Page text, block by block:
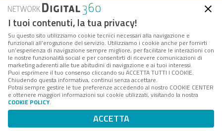
Forumpa.itè una pubblicazione telematica iscritta
presso Registro della stampa del Tribunale di Roma -
Reg. n. 182 del 2 maggio 2008 - Direttore resp. Michela
Stentella
FPA s.r.l. è società soggetta a Direzione e
Coordinamento da parte di Digital360 S.p.A. - FPA s.r.l.
è un'azienda certificata per il sistema di management
Codice Fiscale/Partita IVA n. 10693191008 - R.E.A. Roma
n. 1249791. ISP AWS
I tuoi contenuti, la tua privacy!
Su questo sito utilizziamo cookie tecnici necessari alla navigazione e
funzionali all’erogazione del servizio. Utilizziamo i cookie anche per fornirti
un’esperienza di navigazione sempre migliore, per facilitare le interazioni con
le nostre funzionalità social e per consentirti di ricevere comunicazioni di
marketing aderenti alle tue abitudini di navigazione e ai tuoi interessi.
Puoi esprimere il tuo consenso cliccando su ACCETTA TUTTI I COOKIE.
Chiudendo questa informativa, continui senza accettare.
Potrai sempre gestire le tue preferenze accedendo al nostro COOKIE CENTER
e ottenere maggiori informazioni sui cookie utilizzati, visitando la nostra
COOKIE POLICY.
ACCETTA